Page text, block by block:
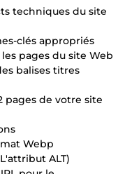
techniques du site
clés appropriés
pages du site Web
balises titres
pages de votre site
Webp
ALT)